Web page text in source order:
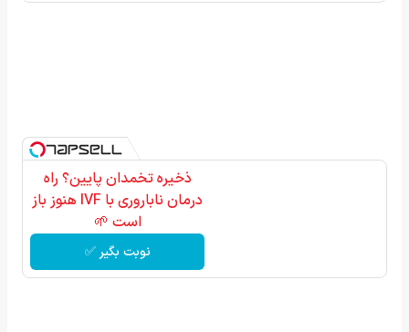
ذخیره تخمدان پایین؟ راه
درمان ناباروری با IVF هنوز باز
است 🌱
نوبت بگیر ✅